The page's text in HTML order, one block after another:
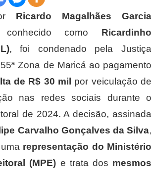
Ricardo Magalhães Garcia
como Ricardinho
, foi condenado pela
Zona de Maricá ao pagamento
de R$ 30 mil
por veiculação
nas redes sociais durante o
de 2024. A decisão, assinada
Carvalho Gonçalves da Silva
representação do Ministério
(MPE) e trata dos